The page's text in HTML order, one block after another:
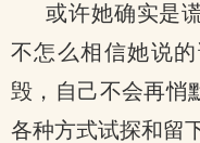
或许她确实是
不怎么相信她说
毁，自己不会再悄
各种方式试探和留